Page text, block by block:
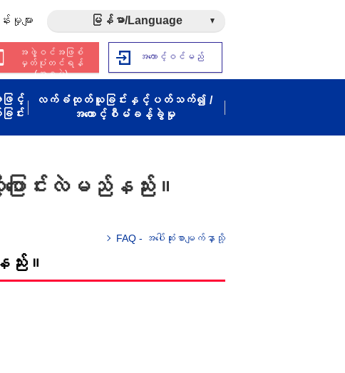
မှုများ မြန်မာ/Language
အဖွဲ့ဝင်အဖြစ်
မှတ်ပုံတင်ရန်
(အခမဲ့)
အကောင့်ဝင်မည်
ဖြင့်
င်း
လက်ခံထုတ်ယူခြင်းနှင့်ပတ်သက်၍ /
အကောင့်စီမံခန့်ခွဲမှု
ြောင်းလဲမည်နည်း။
FAQ - အပေါ်ဆုံးစာမျက်နှာသို့
ည်း။